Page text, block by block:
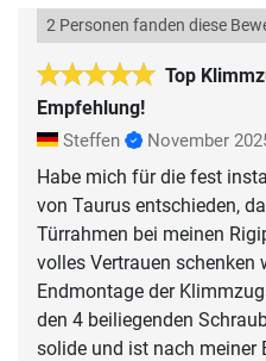
Top
Empfehlung!
2 Personen fanden diese
Steffen November
Habe mich für die fest
von Taurus entschieden,
Türrahmen bei meinen
volles Vertrauen schenken
Endmontage der
den 4 beiliegenden
solide und ist nach meiner